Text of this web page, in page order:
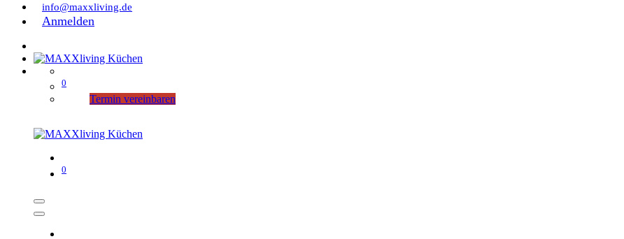
info@maxxliving.de
Anmelden
0
Termin vereinbaren
0